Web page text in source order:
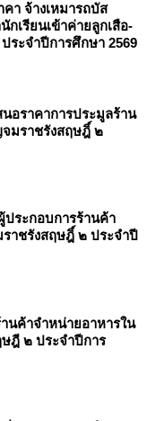
า จ้างเหมารถบัส
กเรียนเข้าค่ายลูกเสือ-
ระจำปีการศึกษา 2569
นอราคาการประมูลร้าน
จมราชรังสฤษฎิ์ ๒
ประกอบการร้านค้า
ราชรังสฤษฎิ์ ๒ ประจำปี
นค้าจำหน่ายอาหารใน
ษฎี ๒ ประจำปีการ